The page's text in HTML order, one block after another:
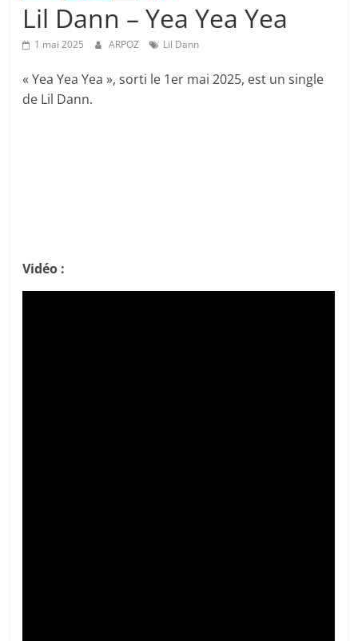
Lil Dann – Yea Yea Yea
1 mai 2025 ARPOZ Lil Dann
« Yea Yea Yea », sorti le 1er mai 2025, est un single
de Lil Dann.
Vidéo :